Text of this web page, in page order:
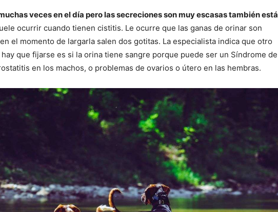
veces en el día pero las secreciones son muy escasas también está
ocurrir cuando tienen cistitis. Le ocurre que las ganas de orinar son
el momento de largarla salen dos gotitas. La especialista indica que otro
que fijarse es si la orina tiene sangre porque puede ser un Síndrome de
en los machos, o problemas de ovarios o útero en las hembras.